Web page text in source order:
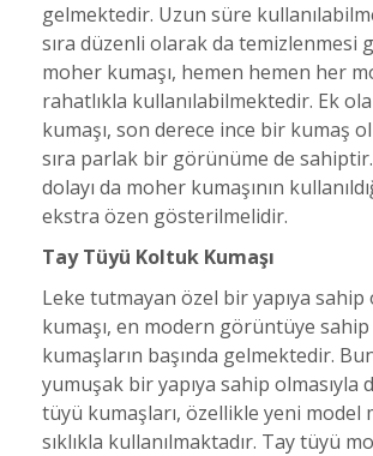
gelmektedir. Uzun süre
sıra düzenli olarak da temizlenmesi
moher kumaşı, hemen hemen her
rahatlıkla kullanılabilmektedir. Ek
kumaşı, son derece ince bir kumaş
sıra parlak bir görünüme de
dolayı da moher kumaşının
ekstra özen gösterilmelidir.
Tay Tüyü Koltuk Kumaşı
Leke tutmayan özel bir yapıya
kumaşı, en modern görüntüye
kumaşların başında gelmektedir.
yumuşak bir yapıya sahip olmasıyla
tüyü kumaşları, özellikle yeni model
sıklıkla kullanılmaktadır. Tay tüyü